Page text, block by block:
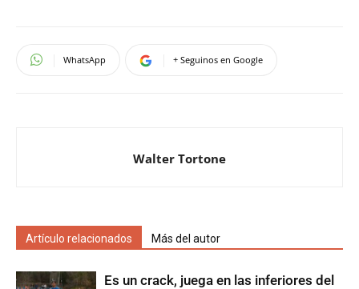
WhatsApp + Seguinos en Google
Walter Tortone
Artículo relacionados Más del autor
Es un crack, juega en las inferiores del